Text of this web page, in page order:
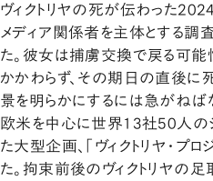
ヴィクトリヤの死が伝わった
メディア関係者を主体とする調
た。彼女は捕虜交換で戻る可能
かかわらず、その期日の直後に
景を明らかにするには急がねば
欧米を中心に世界13社50人の
た大型企画、「ヴィクトリヤ・プロ
た。拘束前後のヴィクトリヤの